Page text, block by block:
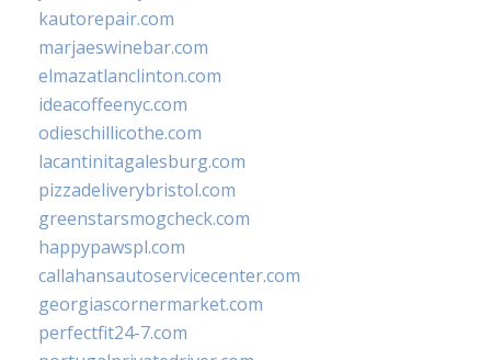
kautorepair.com
marjaeswinebar.com
elmazatlanclinton.com
ideacoffeenyc.com
odieschillicothe.com
lacantinitagalesburg.com
pizzadeliverybristol.com
greenstarsmogcheck.com
happypawspl.com
callahansautoservicecenter.com
georgiascornermarket.com
perfectfit24-7.com